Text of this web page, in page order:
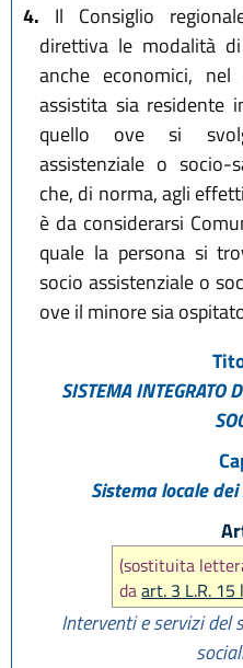
4. Il Consiglio
direttiva le modalità
anche economici,
assistita sia residente
quello ove si
assistenziale o socio-
che, di norma, agli
è da considerarsi
quale la persona si
socio assistenziale o
ove il minore sia
SISTEMA INTEGRATO
Sistema locale
(sostituita
daart. 3 L.R.
Interventi e servizi del